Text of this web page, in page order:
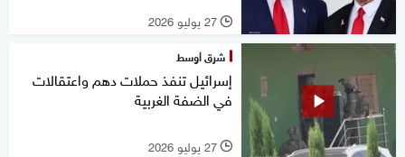
l 27 يوليو 2026
شرق أوسط
إسرائيل تنفذ حملات دهم واعتقالات
في الضفة الغربية
l 27 يوليو 2026